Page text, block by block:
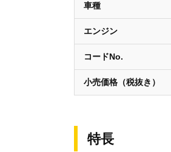
車種
エンジン
コードNo.
小売価格（税抜き）
特長